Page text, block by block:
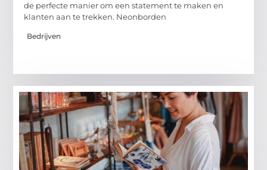
de perfecte manier om een statement te maken en
klanten aan te trekken. Neonborden
Bedrijven